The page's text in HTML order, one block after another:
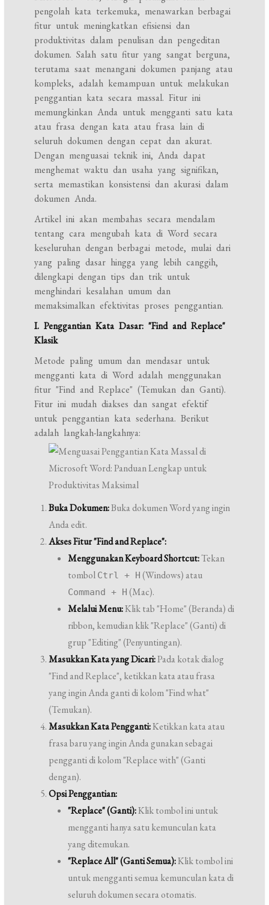
pengolah kata terkemuka, menawarkan berbagai
fitur untuk meningkatkan efisiensi dan
produktivitas dalam penulisan dan pengeditan
dokumen. Salah satu fitur yang sangat berguna,
terutama saat menangani dokumen panjang atau
kompleks, adalah kemampuan untuk melakukan
penggantian kata secara massal. Fitur ini
memungkinkan Anda untuk mengganti satu kata
atau frasa dengan kata atau frasa lain di
seluruh dokumen dengan cepat dan akurat.
Dengan menguasai teknik ini, Anda dapat
menghemat waktu dan usaha yang signifikan,
serta memastikan konsistensi dan akurasi dalam
dokumen Anda.
Artikel ini akan membahas secara mendalam
tentang cara mengubah kata di Word secara
keseluruhan dengan berbagai metode, mulai dari
yang paling dasar hingga yang lebih canggih,
dilengkapi dengan tips dan trik untuk
menghindari kesalahan umum dan
memaksimalkan efektivitas proses penggantian.
I. Penggantian Kata Dasar: "Find and Replace"
Klasik
Metode paling umum dan mendasar untuk
mengganti kata di Word adalah menggunakan
fitur "Find and Replace" (Temukan dan Ganti).
Fitur ini mudah diakses dan sangat efektif
untuk penggantian kata sederhana. Berikut
adalah langkah-langkahnya:
Buka Dokumen:Buka dokumen Word yang ingin
Anda edit.
Akses Fitur "Find and Replace":
Menggunakan Keyboard Shortcut:Tekan
tombol Ctrl + H (Windows) atau
Command + H (Mac).
Melalui Menu:Klik tab "Home" (Beranda) di
ribbon, kemudian klik "Replace" (Ganti) di
grup "Editing" (Penyuntingan).
Masukkan Kata yang Dicari:Pada kotak dialog
"Find and Replace", ketikkan kata atau frasa
yang ingin Anda ganti di kolom "Find what"
(Temukan).
Masukkan Kata Pengganti:Ketikkan kata atau
frasa baru yang ingin Anda gunakan sebagai
pengganti di kolom "Replace with" (Ganti
dengan).
Opsi Penggantian:
"Replace" (Ganti):Klik tombol ini untuk
mengganti hanya satu kemunculan kata
yang ditemukan.
"Replace All" (Ganti Semua):Klik tombol ini
untuk mengganti semua kemunculan kata di
seluruh dokumen secara otomatis.